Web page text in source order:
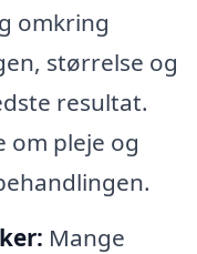
omkring
størrelse og
resultat.
om pleje og
Mange